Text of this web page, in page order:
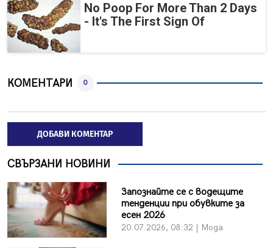
No Poop For More Than 2 Days
- It's The First Sign Of
КОМЕНТАРИ 0
ДОБАВИ КОМЕНТАР
СВЪРЗАНИ НОВИНИ
Запознайте се с водещите
тенденции при обувките за
есен 2026
20.07.2026, 08:32 | Мода